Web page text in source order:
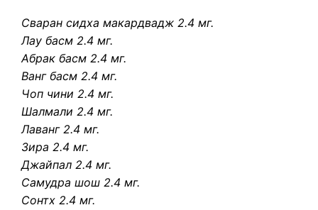
Сваран сидха макардвадж 2.4 мг.
Лау басм 2.4 мг.
Абрак басм 2.4 мг.
Ванг басм 2.4 мг.
Чоп чини 2.4 мг.
Шалмали 2.4 мг.
Лаванг 2.4 мг.
Зира 2.4 мг.
Джайпал 2.4 мг.
Самудра шош 2.4 мг.
Сонтх 2.4 мг.